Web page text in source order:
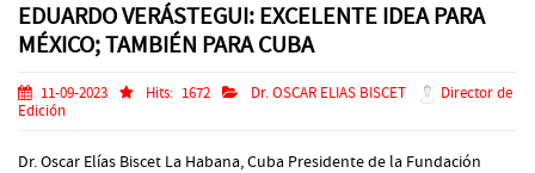
EDUARDO VERÁSTEGUI: EXCELENTE IDEA PARA
MÉXICO; TAMBIÉN PARA CUBA
11-09-2023 Hits: 1672 Dr. OSCAR ELIAS BISCET
Director de
Edición
Dr. Oscar Elías Biscet La Habana, Cuba Presidente de la Fundación